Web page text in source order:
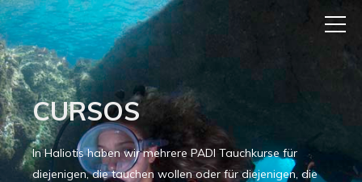
CURSOS
In Haliotis haben wir mehrere PADI Tauchkurse für
diejenigen, die tauchen wollen oder für diejenigen, die